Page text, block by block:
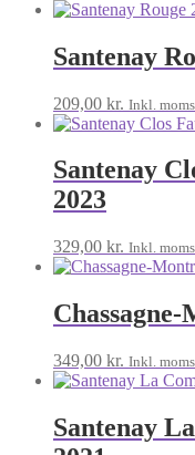
Santenay
209,00 kr. Inkl. moms
Santenay
2023
329,00 kr. Inkl. moms
349,00 kr. Inkl. moms
Santenay